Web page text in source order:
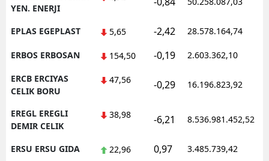
YEN. ENERJI
EPLAS EGEPLAST 5,65 -2,42 28.578.164,74
ERBOS ERBOSAN 154,50 -0,19 2.603.362,10
ERCB ERCIYAS
CELIK BORU
47,56 -0,29 16.196.823,92
EREGL EREGLI
DEMIR CELIK
38,98 -6,21 8.536.981.452,52
ERSU ERSU GIDA 22,96 0,97 3.485.739,42